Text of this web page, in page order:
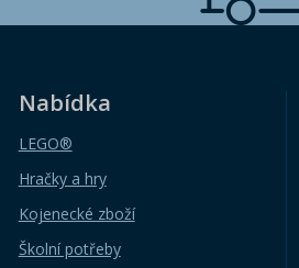
Nabídka
LEGO®
Hračky a hry
Kojenecké zboží
Školní potřeby